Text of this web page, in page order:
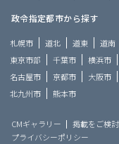
政令指定都市から探す
札幌市 道北 道東 道南
東京市部
千葉市 横浜市
名古屋市
京都市 大阪市
北九州市
熊本市
CMギャラリー 掲載をご検
プライバシーポリシー